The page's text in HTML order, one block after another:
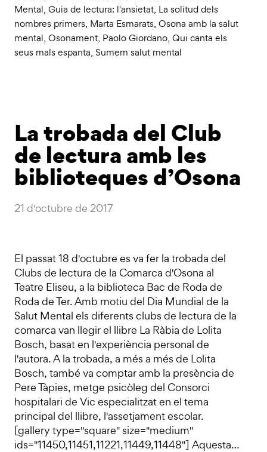
Mental, Guia de lectura: l'ansietat, La solitud dels
nombres primers, Marta Esmarats, Osona amb la salut
mental, Osonament, Paolo Giordano, Qui canta els
seus mals espanta, Sumem salut mental
La trobada del Club
de lectura amb les
biblioteques d’Osona
21 d'octubre de 2017
El passat 18 d'octubre es va fer la trobada del
Clubs de lectura de la Comarca d'Osona al
Teatre Eliseu, a la biblioteca Bac de Roda de
Roda de Ter. Amb motiu del Dia Mundial de la
Salut Mental els diferents clubs de lectura de la
comarca van llegir el llibre La Ràbia de Lolita
Bosch, basat en l'experiència personal de
l'autora. A la trobada, a més a més de Lolita
Bosch, també va comptar amb la presència de
Pere Tàpies, metge psicòleg del Consorci
hospitalari de Vic especialitzat en el tema
principal del llibre, l'assetjament escolar.
[gallery type="square" size="medium"
ids="11450,11451,11221,11449,11448"] Aquesta…